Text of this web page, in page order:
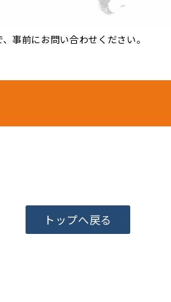
事前にお問い合わせください。
トップへ戻る